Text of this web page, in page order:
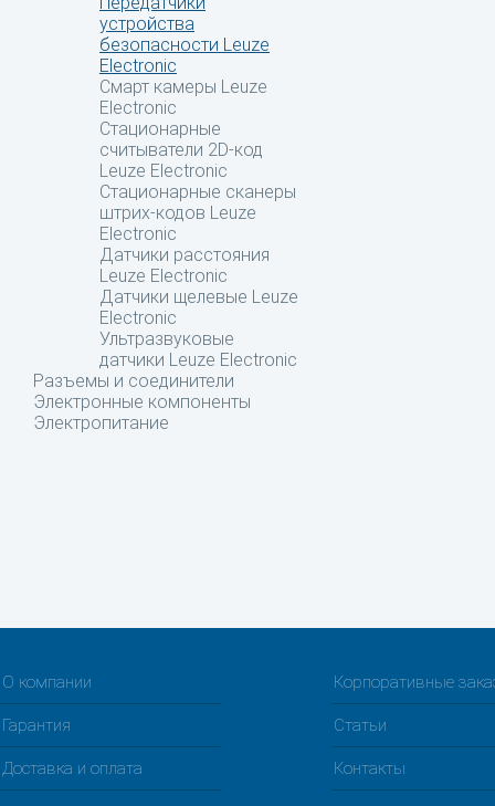
устройства
безопасности Leuze
Electronic
Смарт камеры Leuze
Electronic
Стационарные
считыватели 2D-код
Leuze Electronic
Стационарные сканеры
штрих-кодов Leuze
Electronic
Датчики расстояния
Leuze Electronic
Датчики щелевые Leuze
Electronic
Ультразвуковые
датчики Leuze Electronic
Разъемы и соединители
Электронные компоненты
Электропитание
О компании Корпоративные
Гарантия Статьи
Доставка и оплата Контакты